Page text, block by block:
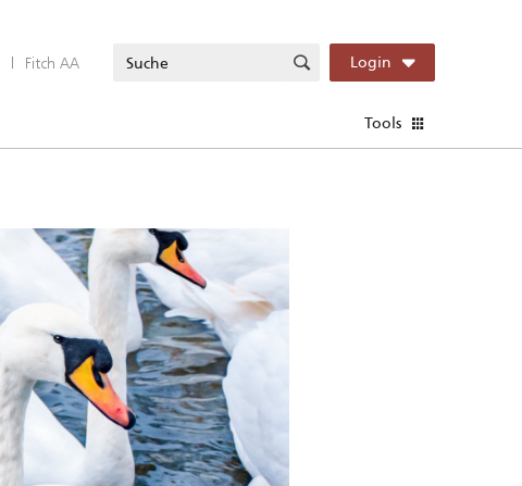
| Fitch AA Login
Tools